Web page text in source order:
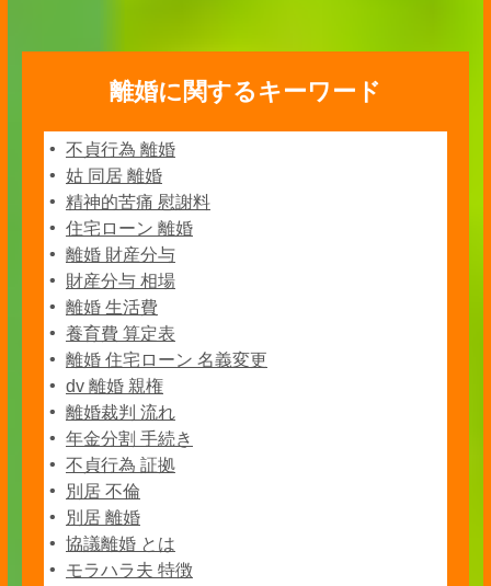
離婚に関するキーワード
不貞行為 離婚
姑 同居 離婚
精神的苦痛 慰謝料
住宅ローン 離婚
離婚 財産分与
財産分与 相場
離婚 生活費
養育費 算定表
離婚 住宅ローン 名義変更
dv 離婚 親権
離婚裁判 流れ
年金分割 手続き
不貞行為 証拠
別居 不倫
別居 離婚
協議離婚 とは
モラハラ夫 特徴